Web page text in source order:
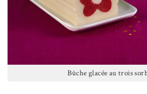
Bûche glacée au trois